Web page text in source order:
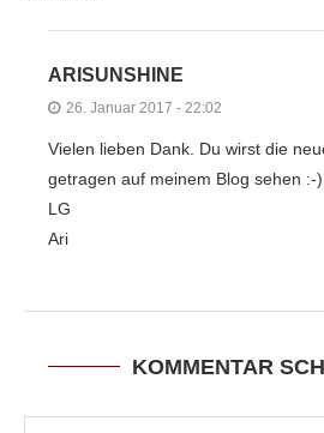
ARISUNSHINE
26. Januar 2017 - 22:02
Vielen lieben Dank. Du wirst die
getragen auf meinem Blog sehen :-).
LG
Ari
KOMMENTAR